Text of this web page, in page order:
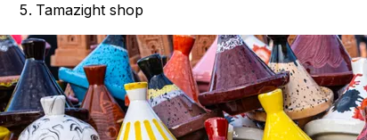
Tamazight shop